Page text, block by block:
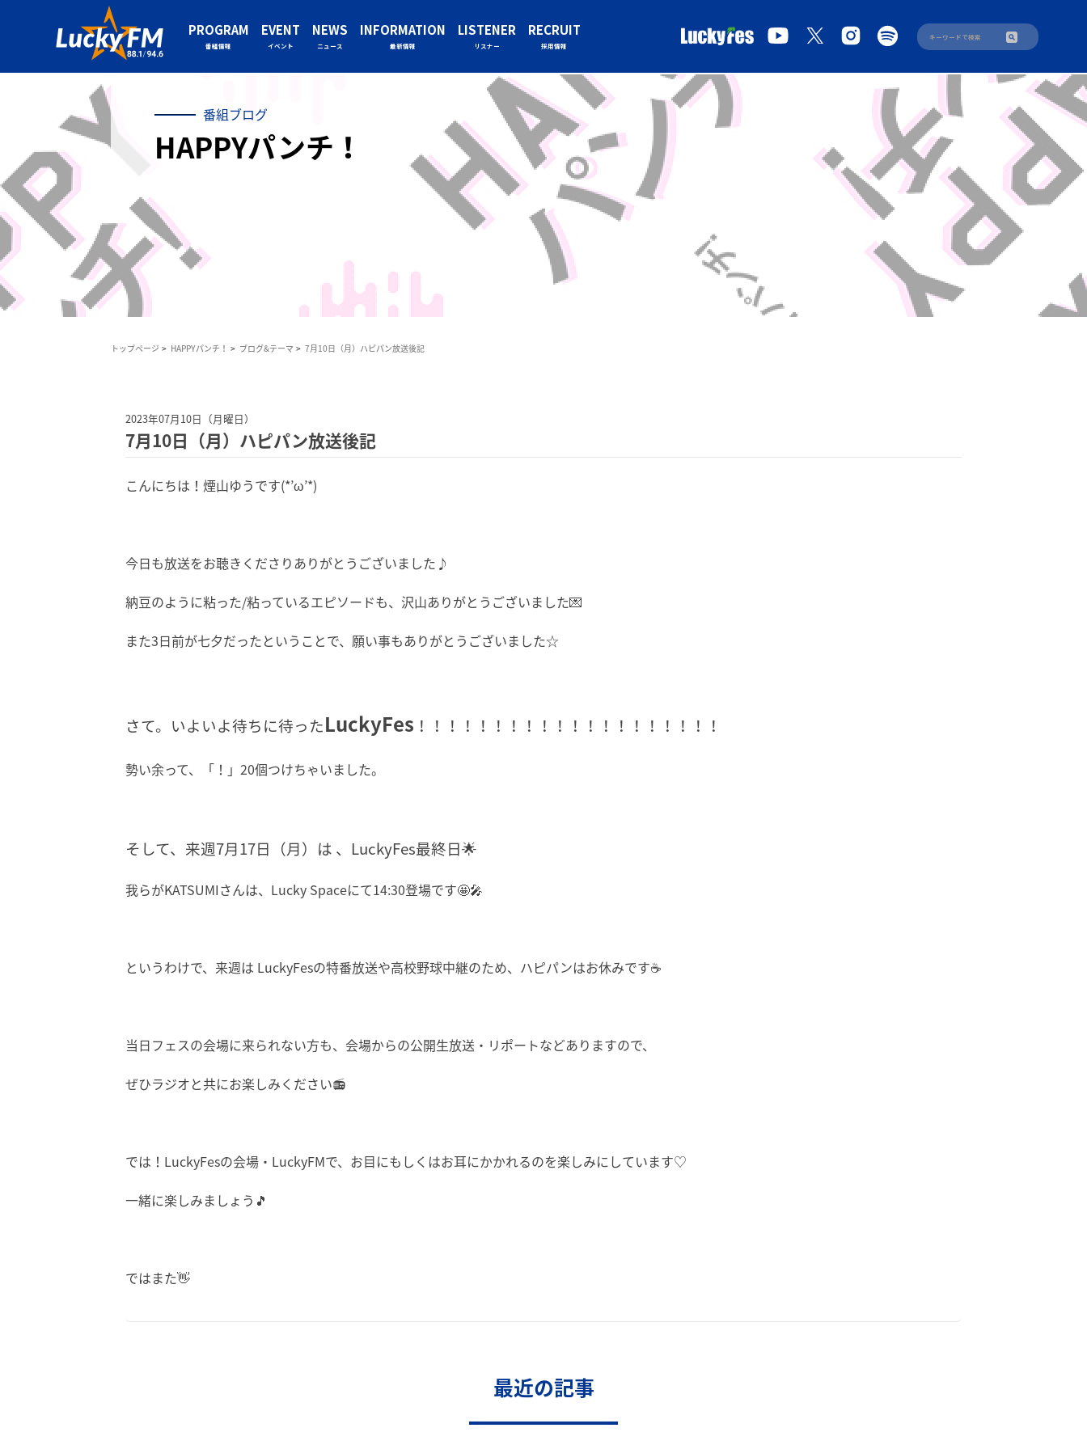
PROGRAM
番組情報
EVENT
イベント
NEWS
ニュース
INFORMATION
最新情報
LISTENER
リスナー
RECRUIT
採用情報
番組ブログ
HAPPYパンチ！
トップページ HAPPYパンチ！ ブログ&テーマ 7月10日（月）ハピパン放送後記
2023年07月10日（月曜日）
7月10日（月）ハピパン放送後記
こんにちは！煙山ゆうです(*’ω’*)
今日も放送をお聴きくださりありがとうございました♪
納豆のように粘った/粘っているエピソードも、沢山ありがとうございました💌
また3日前が七夕だったということで、願い事もありがとうございました☆
さて。いよいよ待ちに待ったLuckyFes ！！！！！！！！！！！！！！！！！！！！
勢い余って、「！」20個つけちゃいました。
そして、来週7月17日（月）は 、LuckyFes最終日🌟
我らがKATSUMIさんは、Lucky Spaceにて14:30登場です🤩🎤
というわけで、来週は LuckyFesの特番放送や高校野球中継のため、ハピパンはお休みです☕
当日フェスの会場に来られない方も、会場からの公開生放送・リポートなどありますので、
ぜひラジオと共にお楽しみください📻
では！LuckyFesの会場・LuckyFMで、お目にもしくはお耳にかかれるのを楽しみにしています♡
一緒に楽しみましょう🎵
ではまた👋
最近の記事